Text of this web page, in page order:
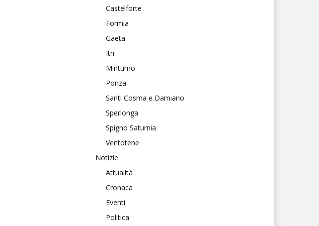
Castelforte
Formia
Gaeta
Itri
Minturno
Ponza
Santi Cosma e Damiano
Sperlonga
Spigno Saturnia
Ventotene
Notizie
Attualità
Cronaca
Eventi
Politica